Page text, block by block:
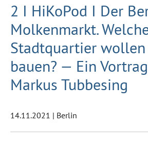
2 I HiKoPod I Der
Molkenmarkt.
Stadtquartier
bauen? — Ein
Markus Tubbesing
14.11.2021 | Berlin